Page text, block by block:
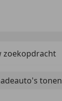
zoekopdracht
tonen